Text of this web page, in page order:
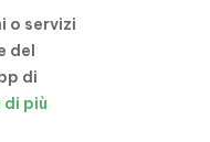
o servizi
del
di
di più